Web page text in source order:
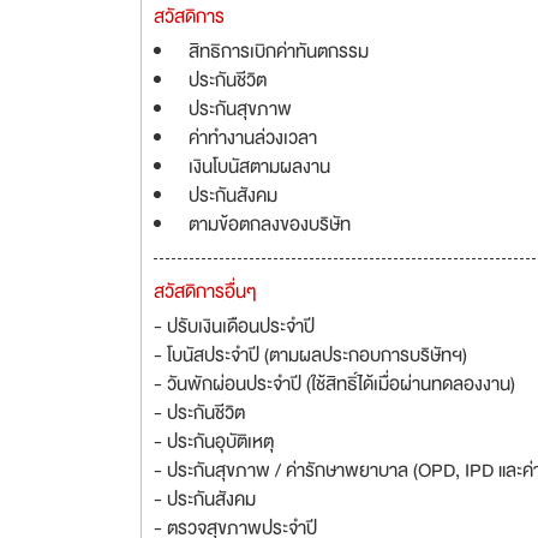
สวัสดิการ
สิทธิการเบิกค่าทันตกรรม
ประกันชีวิต
ประกันสุขภาพ
ค่าทำงานล่วงเวลา
เงินโบนัสตามผลงาน
ประกันสังคม
ตามข้อตกลงของบริษัท
สวัสดิการอื่นๆ
- ปรับเงินเดือนประจำปี
- โบนัสประจำปี (ตามผลประกอบการบริษัทฯ)
- วันพักผ่อนประจำปี (ใช้สิทธิ์ได้เมื่อผ่านทดลองงาน)
- ประกันชีวิต
- ประกันอุบัติเหตุ
- ประกันสุขภาพ / ค่ารักษาพยาบาล (OPD, IPD และ
- ประกันสังคม
- ตรวจสุขภาพประจำปี